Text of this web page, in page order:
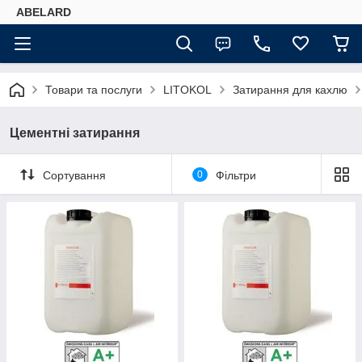
ABELARD
Товари та послуги LITOKOL Затирання для кахлю
Цементні затирання
Сортування 0 Фільтри